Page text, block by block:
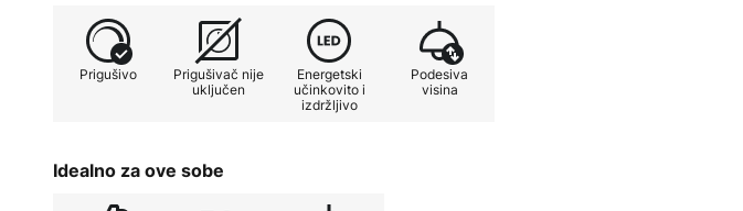
svjetiljke može to učiniti u samo nekoliko koraka, zahvaljujući
mehanizmu s povlačenjem užeta, koji olakšava podešavanje od
110 cm do 210 cm.
blagovaonici, jer i izduženi oblik i mogućnost podešavanja visine
Prigušivo
Prigušivač nije
uključen
Energetski
učinkovito i
izdržljivo
Podesiva
visina
Idealno za ove sobe